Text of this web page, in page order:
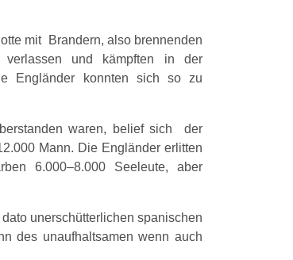
mit Brandern, also brennenden
und kämpften in der
Engländer konnten sich so zu
waren, belief sich der
Mann. Die Engländer erlitten
6.000–8.000 Seeleute, aber
unerschütterlichen spanischen
des unaufhaltsamen wenn auch